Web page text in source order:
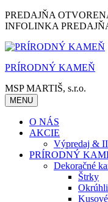
Skip
to
PREDAJŇA
INFOLINKA
PRÍRODNÝ KAMEŇ
MSP MARTIŠ, s.r.o.
MENU
O NÁS
AKCIE
Výpredaj &
PRÍRODNÝ
Dekoračné
Štrky